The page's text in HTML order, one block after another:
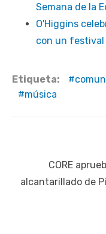
Semana de la
O'Higgins
con un festival
Etiqueta:
música
entradas
Publicación
anterior:
CORE
alcantarillado de